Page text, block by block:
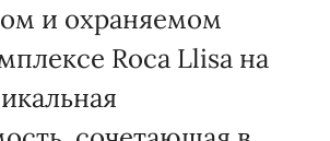
и охраняемом
Roca Llisa на